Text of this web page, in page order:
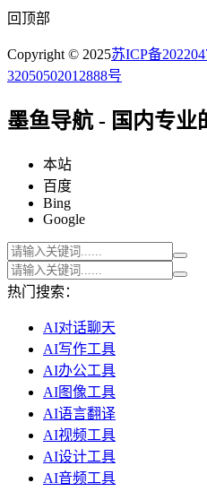
回顶部
Copyright © 2025苏ICP备
32050502012888号
墨鱼导航 - 国内专
本站
百度
Bing
Google
热门搜索：
AI对话聊天
AI写作工具
AI办公工具
AI图像工具
AI语言翻译
AI视频工具
AI设计工具
AI音频工具